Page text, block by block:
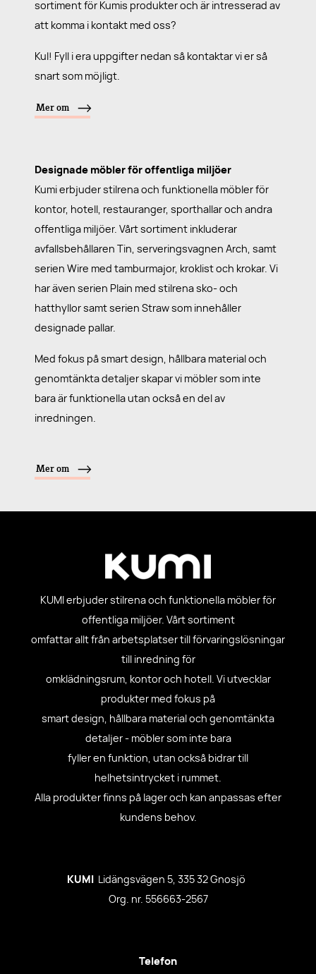
sortiment för Kumis produkter och är intresserad av
att komma i kontakt med oss?
Kul! Fyll i era uppgifter nedan så kontaktar vi er så
snart som möjligt.
Mer om
Designade möbler för offentliga miljöer
Kumi erbjuder stilrena och funktionella möbler för
kontor, hotell, restauranger, sporthallar och andra
offentliga miljöer. Vårt sortiment inkluderar
avfallsbehållaren Tin, serveringsvagnen Arch, samt
serien Wire med tamburmajor, kroklist och krokar. Vi
har även serien Plain med stilrena sko- och
hatthyllor samt serien Straw som innehåller
designade pallar.
Med fokus på smart design, hållbara material och
genomtänkta detaljer skapar vi möbler som inte
bara är funktionella utan också en del av
inredningen.
Mer om
KUMI erbjuder stilrena och funktionella möbler för
offentliga miljöer. Vårt sortiment
omfattar allt från arbetsplatser till förvaringslösningar
till inredning för
omklädningsrum, kontor och hotell. Vi utvecklar
produkter med fokus på
smart design, hållbara material och genomtänkta
detaljer - möbler som inte bara
fyller en funktion, utan också bidrar till
helhetsintrycket i rummet.
Alla produkter finns på lager och kan anpassas efter
kundens behov.
KUMI
Lidängsvägen 5, 335 32 Gnosjö
Org. nr. 556663-2567
Telefon